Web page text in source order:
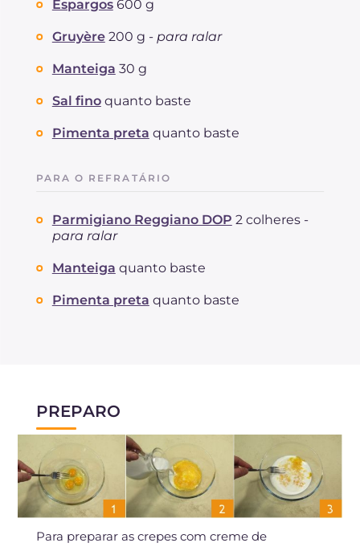
Espargos 600 g
Gruyère 200 g - para ralar
Manteiga 30 g
Sal fino quanto baste
Pimenta preta quanto baste
PARA O REFRATÁRIO
Parmigiano Reggiano DOP 2 colheres -
para ralar
Manteiga quanto baste
Pimenta preta quanto baste
PREPARO
Para preparar as crepes com creme de